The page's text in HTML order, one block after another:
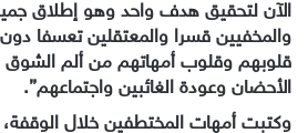
الآن لتحقيق هدف واحد وهو إطلاق
والمخفيين قسرا والمعتقلين تعسفا
قلوبهم وقلوب أمهاتهم من ألم
الأحضان وعودة الغائبين واجتماعهم”.
وكتبت أمهات المختطفين خلال الوقفة،